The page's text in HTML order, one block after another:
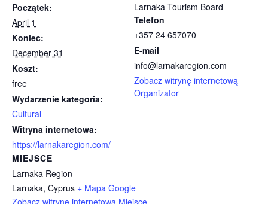
Początek:
April 1
Koniec:
December 31
Koszt:
free
Wydarzenie kategoria:
Cultural
Witryna internetowa:
https://larnakaregion.com/
MIEJSCE
Larnaka Region
Larnaka, Cyprus + Mapa Google
Zobacz witrynę internetową Miejsce
Larnaka Tourism Board
Telefon
+357 24 657070
E-mail
info@larnakaregion.com
Zobacz witrynę internetową
Organizator